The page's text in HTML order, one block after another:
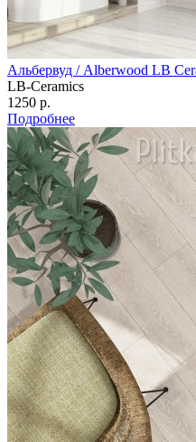
Альбервуд / Alberwood LB
LB-Ceramics
1250 р.
Подробнее